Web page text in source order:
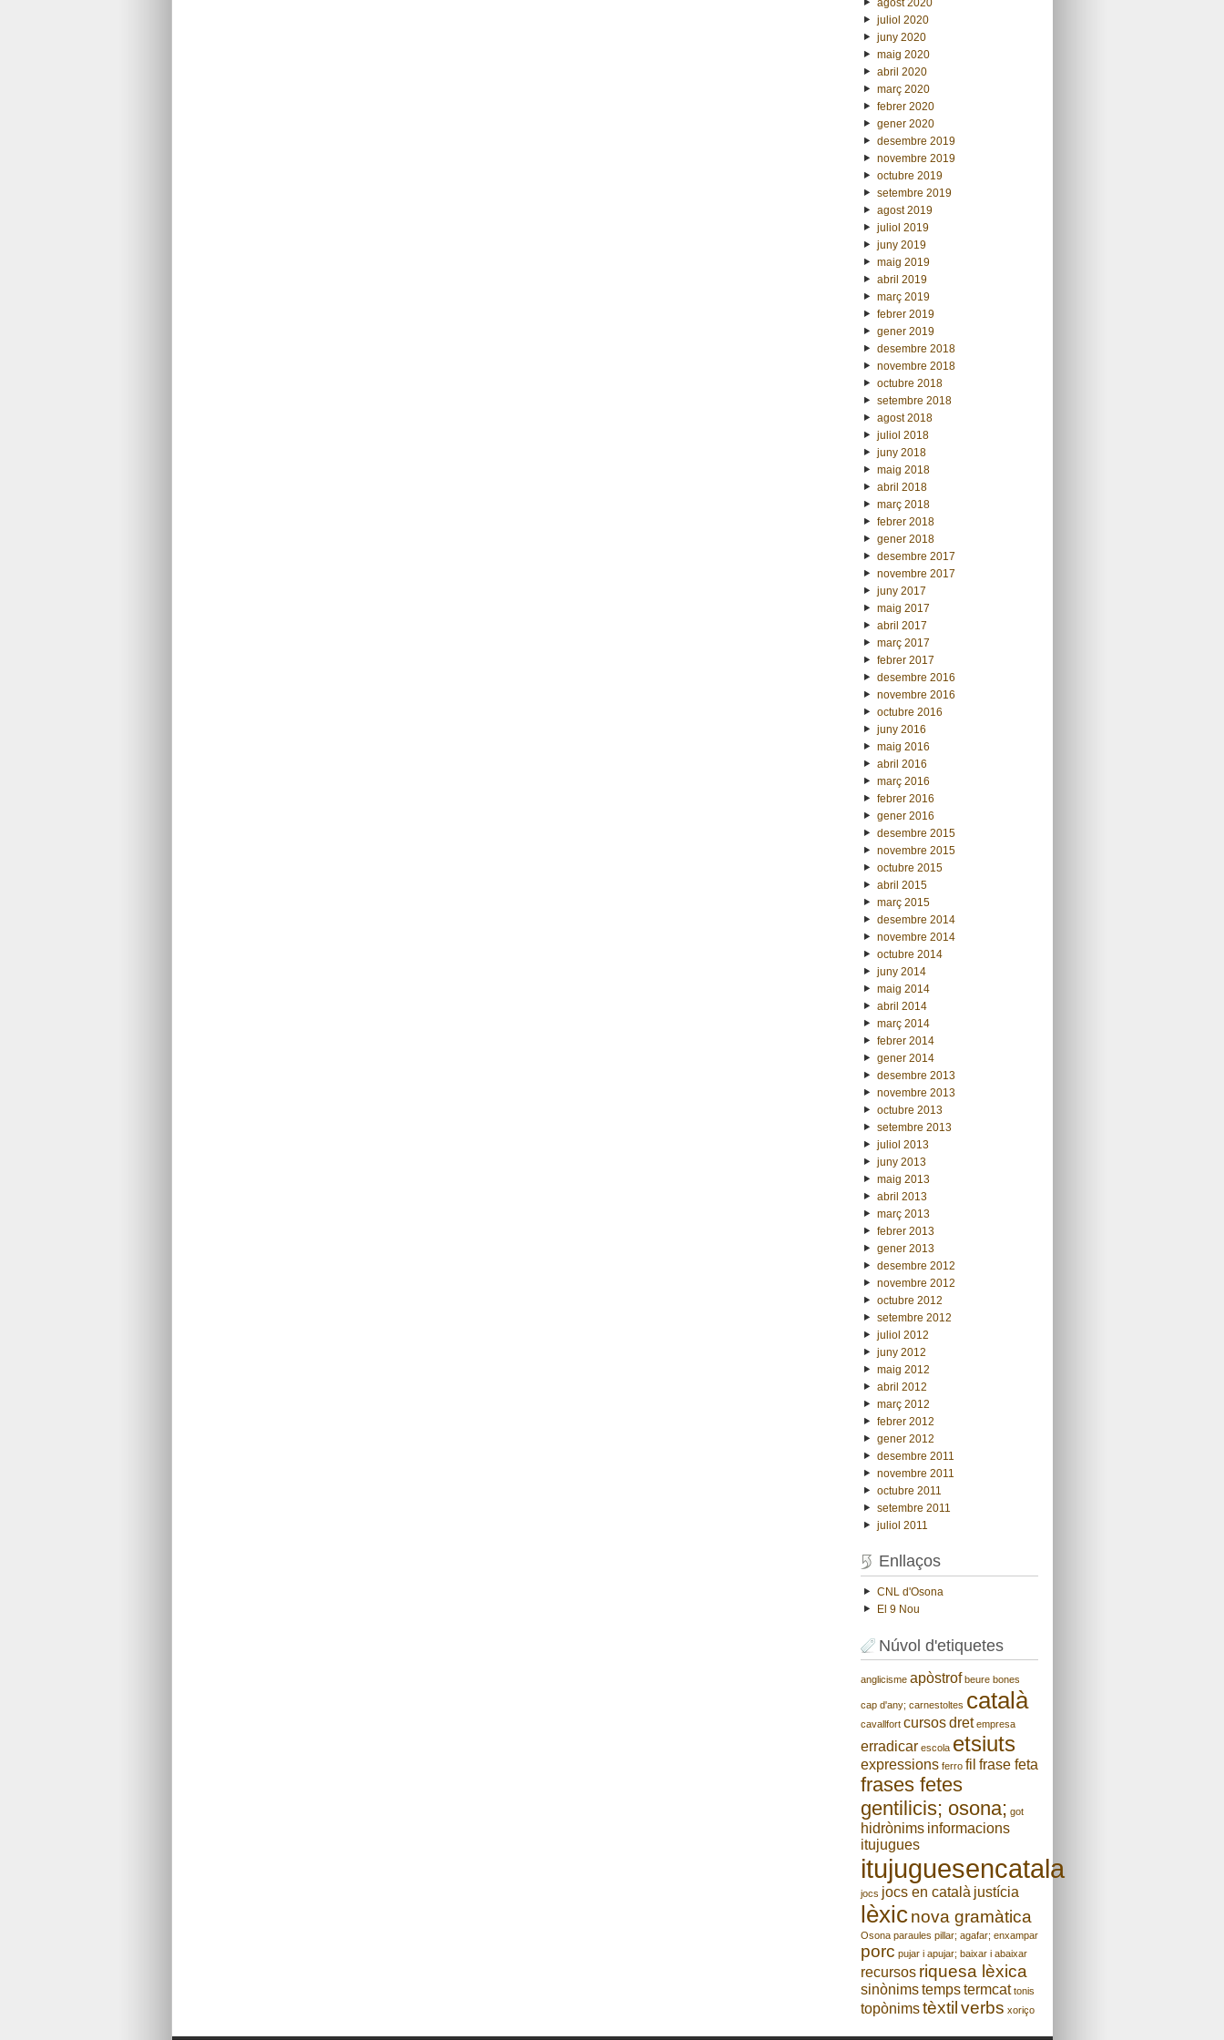
agost 2020
juliol 2020
juny 2020
maig 2020
abril 2020
març 2020
febrer 2020
gener 2020
desembre 2019
novembre 2019
octubre 2019
setembre 2019
agost 2019
juliol 2019
juny 2019
maig 2019
abril 2019
març 2019
febrer 2019
gener 2019
desembre 2018
novembre 2018
octubre 2018
setembre 2018
agost 2018
juliol 2018
juny 2018
maig 2018
abril 2018
març 2018
febrer 2018
gener 2018
desembre 2017
novembre 2017
juny 2017
maig 2017
abril 2017
març 2017
febrer 2017
desembre 2016
novembre 2016
octubre 2016
juny 2016
maig 2016
abril 2016
març 2016
febrer 2016
gener 2016
desembre 2015
novembre 2015
octubre 2015
abril 2015
març 2015
desembre 2014
novembre 2014
octubre 2014
juny 2014
maig 2014
abril 2014
març 2014
febrer 2014
gener 2014
desembre 2013
novembre 2013
octubre 2013
setembre 2013
juliol 2013
juny 2013
maig 2013
abril 2013
març 2013
febrer 2013
gener 2013
desembre 2012
novembre 2012
octubre 2012
setembre 2012
juliol 2012
juny 2012
maig 2012
abril 2012
març 2012
febrer 2012
gener 2012
desembre 2011
novembre 2011
octubre 2011
setembre 2011
juliol 2011
Enllaços
CNL d'Osona
El 9 Nou
Núvol d'etiquetes
anglicisme apòstrof beure bones
cap d'any; carnestoltes català
cavallfort cursos dret empresa
erradicar escola etsiuts
expressions ferro fil frase feta
frases fetes
gentilicis; osona; got
hidrònims informacions
itujugues
itujuguesencatala
jocs jocs en català justícia
lèxic nova gramàtica
Osona paraules pillar; agafar; enxampar
porc pujar i apujar; baixar i abaixar
recursos riquesa lèxica
sinònims temps termcat tonis
topònims tèxtil verbs xoriço